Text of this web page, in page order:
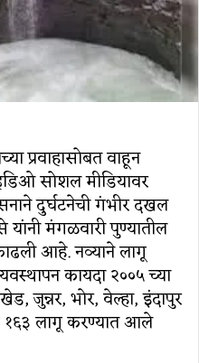
प्रवाहासोबत वाहून
सोशल मीडियावर
दुर्घटनेची गंभीर दखल
यांनी मंगळवारी पुण्यातील
आहे. नव्याने लागू
कायदा २००५ च्या
जुन्नर, भोर, वेल्हा, इंदापुर
लागू करण्यात आले